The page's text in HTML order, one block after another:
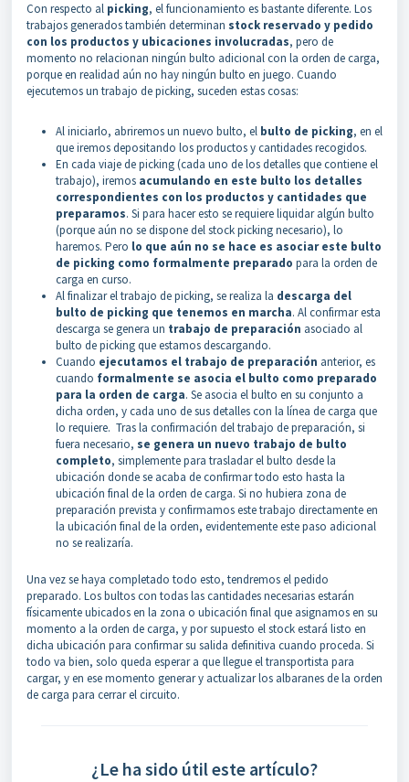
Con respecto al picking, el funcionamiento es bastante diferente. Los
trabajos generados también determinan stock reservado y pedido
con los productos y ubicaciones involucradas, pero de
momento no relacionan ningún bulto adicional con la orden de carga,
porque en realidad aún no hay ningún bulto en juego. Cuando
ejecutemos un trabajo de picking, suceden estas cosas:
Al iniciarlo, abriremos un nuevo bulto, el bulto de picking, en el
que iremos depositando los productos y cantidades recogidos.
En cada viaje de picking (cada uno de los detalles que contiene el
trabajo), iremos acumulando en este bulto los detalles
correspondientes con los productos y cantidades que
preparamos. Si para hacer esto se requiere liquidar algún bulto
(porque aún no se dispone del stock picking necesario), lo
haremos. Pero lo que aún no se hace es asociar este bulto
de picking como formalmente preparado para la orden de
carga en curso.
Al finalizar el trabajo de picking, se realiza la descarga del
bulto de picking que tenemos en marcha. Al confirmar esta
descarga se genera un trabajo de preparación asociado al
bulto de picking que estamos descargando.
Cuando ejecutamos el trabajo de preparación anterior, es
cuando formalmente se asocia el bulto como preparado
para la orden de carga. Se asocia el bulto en su conjunto a
dicha orden, y cada uno de sus detalles con la línea de carga que
lo requiere. Tras la confirmación del trabajo de preparación, si
fuera necesario, se genera un nuevo trabajo de bulto
completo, simplemente para trasladar el bulto desde la
ubicación donde se acaba de confirmar todo esto hasta la
ubicación final de la orden de carga. Si no hubiera zona de
preparación prevista y confirmamos este trabajo directamente en
la ubicación final de la orden, evidentemente este paso adicional
no se realizaría.
Una vez se haya completado todo esto, tendremos el pedido
preparado. Los bultos con todas las cantidades necesarias estarán
físicamente ubicados en la zona o ubicación final que asignamos en su
momento a la orden de carga, y por supuesto el stock estará listo en
dicha ubicación para confirmar su salida definitiva cuando proceda. Si
todo va bien, solo queda esperar a que llegue el transportista para
cargar, y en ese momento generar y actualizar los albaranes de la orden
de carga para cerrar el circuito.
¿Le ha sido útil este artículo?